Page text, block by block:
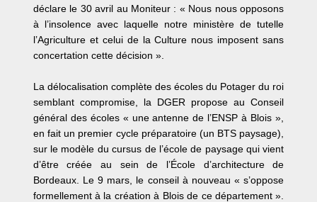
déclare le 30 avril au Moniteur : « Nous nous opposons
à l’insolence avec laquelle notre ministère de tutelle
l’Agriculture et celui de la Culture nous imposent sans
concertation cette décision ».
La délocalisation complète des écoles du Potager du roi
semblant compromise, la DGER propose au Conseil
général des écoles « une antenne de l’ENSP à Blois »,
en fait un premier cycle préparatoire (un BTS paysage),
sur le modèle du cursus de l’école de paysage qui vient
d’être créée au sein de l’École d’architecture de
Bordeaux. Le 9 mars, le conseil à nouveau « s’oppose
formellement à la création à Blois de ce département ».